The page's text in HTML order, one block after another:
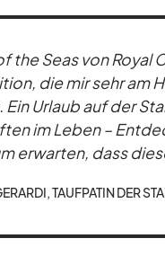
the Seas von
die mir sehr
Ein Ur­laub auf der
im Le­ben –
er­war­ten, dass
TAUF­PA­TIN DER